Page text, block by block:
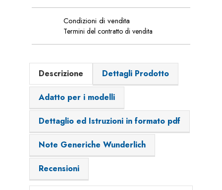
Condizioni di vendita
Termini del contratto di vendita
Descrizione Dettagli Prodotto
Adatto per i modelli
Dettaglio ed Istruzioni in formato pdf
Note Generiche Wunderlich
Recensioni